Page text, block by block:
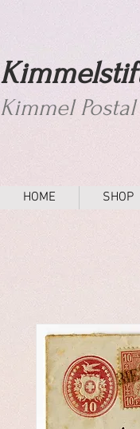
Kimmel
HOME SHOP